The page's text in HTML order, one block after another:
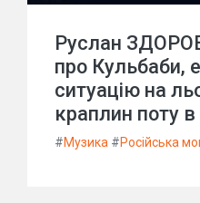
Руслан
про Кульбаби,
ситуацію на
краплин поту в
#Музика #Російська